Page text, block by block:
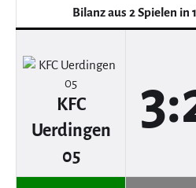
Bilanz aus 2 Spielen in
KFC
Uerdingen
05